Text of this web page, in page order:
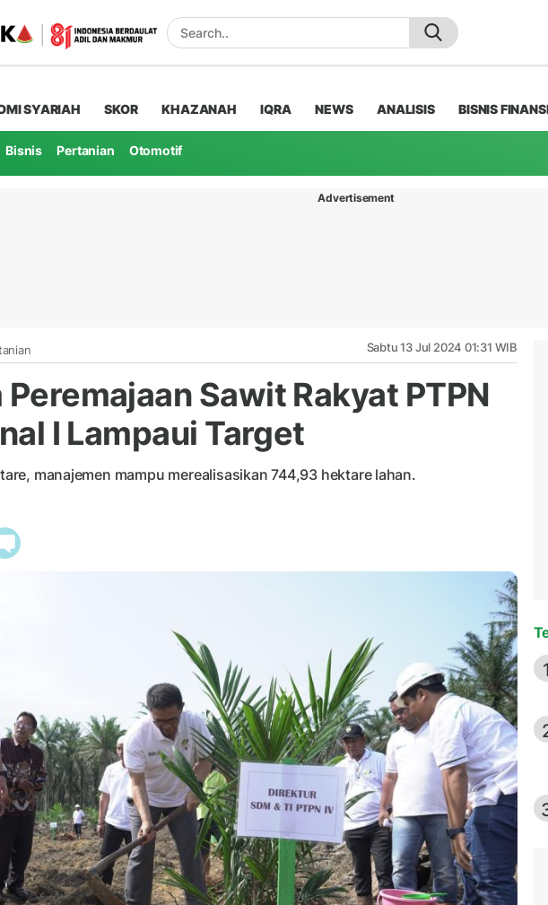
SYARIAH SKOR KHAZANAH IQRA NEWS ANALISIS BISNIS
Bisnis Pertanian Otomotif
Advertisement
Sabtu 13 Jul 2024 01:31 WIB
Sawit Rakyat PTPN
I Lampaui Target
manajemen mampu merealisasikan 744,93 hektare lahan.
1